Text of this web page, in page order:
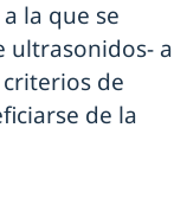
la que se
ultrasonidos- a
de
de la